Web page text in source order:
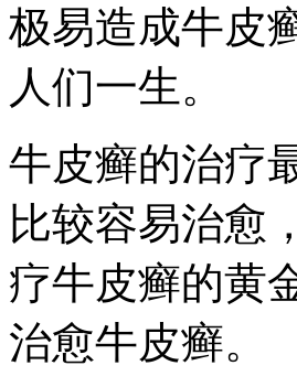
极易造成牛皮
人们一生。
牛皮癣的治疗
比较容易治愈
疗牛皮癣的黄
治愈牛皮癣。